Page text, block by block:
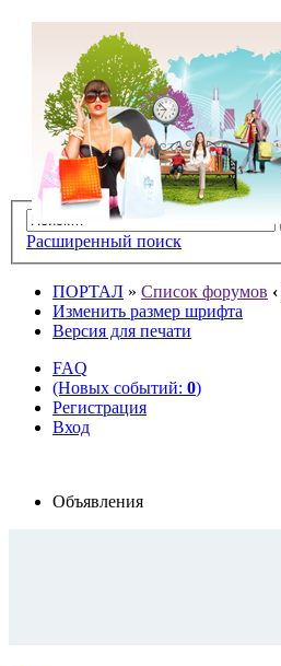
Расширенный поиск
ПОРТАЛ » Список форумов ‹
Изменить размер шрифта
Версия для печати
FAQ
(Новых событий: 0)
Регистрация
Вход
Объявления